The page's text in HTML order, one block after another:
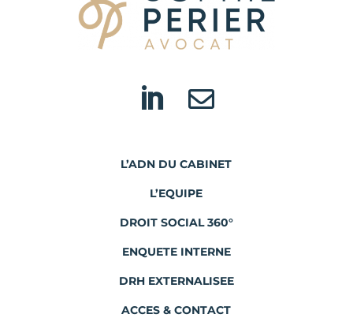
 
L’ADN DU CABINET
L’EQUIPE
DROIT SOCIAL 360°
ENQUETE INTERNE
DRH EXTERNALISEE
ACCES & CONTACT